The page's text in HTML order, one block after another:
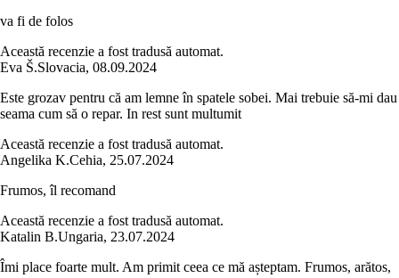
va fi de folos
Această recenzie a fost tradusă automat.
Eva Š.Slovacia, 08.09.2024
Este grozav pentru că am lemne în spatele sobei. Mai trebuie să-mi dau
seama cum să o repar. In rest sunt multumit
Această recenzie a fost tradusă automat.
Angelika K.Cehia, 25.07.2024
Frumos, îl recomand
Această recenzie a fost tradusă automat.
Katalin B.Ungaria, 23.07.2024
Îmi place foarte mult. Am primit ceea ce mă așteptam. Frumos, arătos,